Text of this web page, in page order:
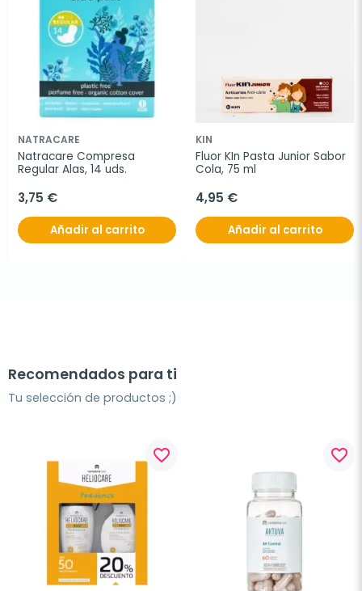
NATRACARE
Natracare Compresa
Regular Alas, 14 uds.
3,75 €
Añadir al carrito
KIN
Fluor KIn Pasta Junior Sabor
Cola, 75 ml
4,95 €
Añadir al carrito
Recomendados para ti
Tu selección de productos ;)
favorite_border favorite_border